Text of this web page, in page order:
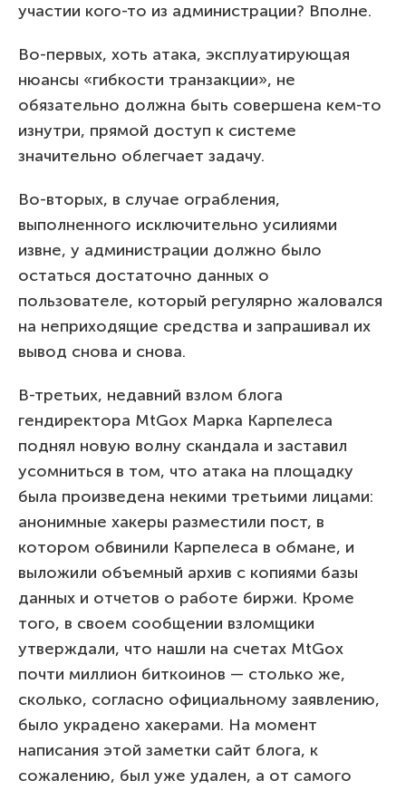
участии кого-то из администрации? Вполне.
Во-первых, хоть атака, эксплуатирующая
нюансы «гибкости транзакции», не
обязательно должна быть совершена кем-то
изнутри, прямой доступ к системе
значительно облегчает задачу.
Во-вторых, в случае ограбления,
выполненного исключительно усилиями
извне, у администрации должно было
остаться достаточно данных о
пользователе, который регулярно жаловался
на неприходящие средства и запрашивал их
вывод снова и снова.
В-третьих, недавний взлом блога
гендиректора MtGox Марка Карпелеса
поднял новую волну скандала и заставил
усомниться в том, что атака на площадку
была произведена некими третьими лицами:
анонимные хакеры разместили пост, в
котором обвинили Карпелеса в обмане, и
выложили объемный архив с копиями базы
данных и отчетов о работе биржи. Кроме
того, в своем сообщении взломщики
утверждали, что нашли на счетах MtGox
почти миллион биткоинов — столько же,
сколько, согласно официальному заявлению,
было украдено хакерами. На момент
написания этой заметки сайт блога, к
сожалению, был уже удален, а от самого